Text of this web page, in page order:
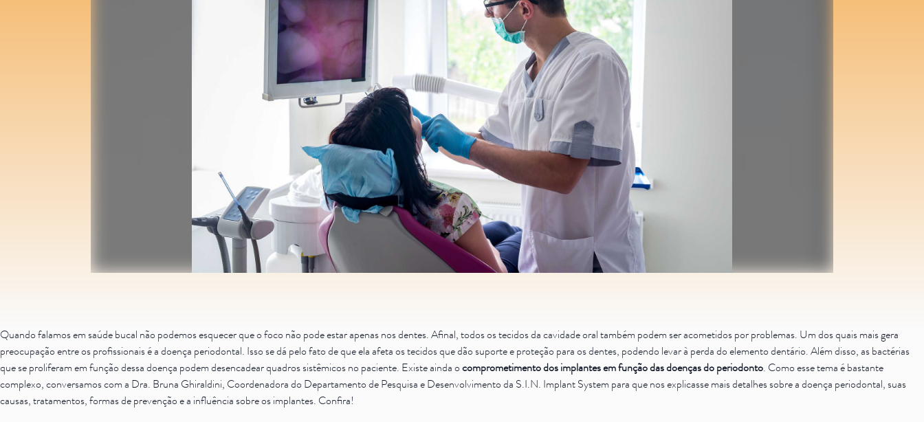
Quando falamos em saúde bucal não podemos esquecer que o foco não pode estar apenas nos dentes. Afinal, todos os tecidos da cavidade oral também podem ser acometidos por problemas. Um dos quais mais gera
preocupação entre os profissionais é a doença periodontal. Isso se dá pelo fato de que ela afeta os tecidos que dão suporte e proteção para os dentes, podendo levar à perda do elemento dentário. Além disso, as bactérias
que se proliferam em função dessa doença podem desencadear quadros sistêmicos no paciente. Existe ainda o comprometimento dos implantes em função das doenças do periodonto. Como esse tema é bastante
complexo, conversamos com a Dra. Bruna Ghiraldini, Coordenadora do Departamento de Pesquisa e Desenvolvimento da S.I.N. Implant System para que nos explicasse mais detalhes sobre a doença periodontal, suas
causas, tratamentos, formas de prevenção e a influência sobre os implantes. Confira!